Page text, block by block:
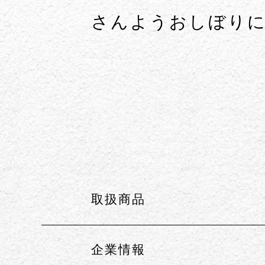
さんようおしぼり
取扱商品
企業情報